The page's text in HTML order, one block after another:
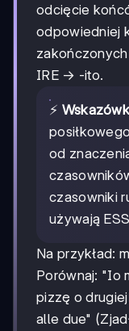
odcięcie
odpowiedniej
IRE → -ito.
⚡
od
czasowniki
używają
Na przykład:
Porównaj: "Io
pizzę o
alle due"